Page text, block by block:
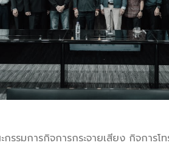
รมการกิจการกระจายเสียง กิจการ